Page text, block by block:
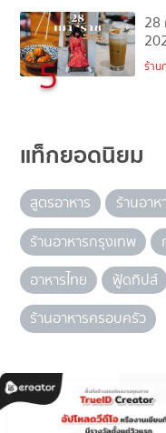
5
28
ร้าน
แท็กยอดนิยม
สูตรอาหาร ร้านอาห
ร้านอาหารกรุงเทพ
อาหารไทย
ฟู้ดทิปส์
ร้านอาหารครอบครัว